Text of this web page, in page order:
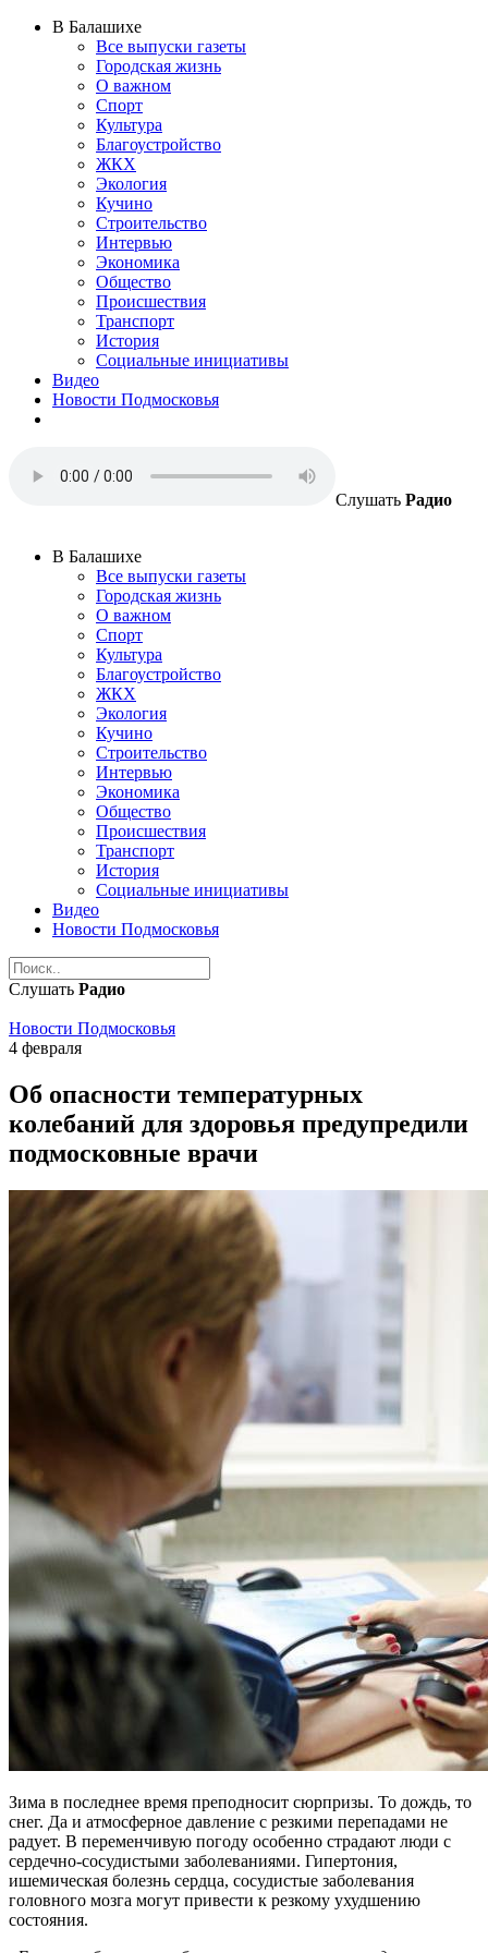
В Балашихе
Все выпуски газеты
Городская жизнь
О важном
Спорт
Культура
Благоустройство
ЖКХ
Экология
Кучино
Строительство
Интервью
Экономика
Общество
Происшествия
Транспорт
История
Социальные инициативы
Видео
Новости Подмосковья
Слушать Радио
В Балашихе
Все выпуски газеты
Городская жизнь
О важном
Спорт
Культура
Благоустройство
ЖКХ
Экология
Кучино
Строительство
Интервью
Экономика
Общество
Происшествия
Транспорт
История
Социальные инициативы
Видео
Новости Подмосковья
Слушать Радио
Новости Подмосковья
4 февраля
Об опасности температурных
колебаний для здоровья предупредили
подмосковные врачи
Зима в последнее время преподносит сюрпризы. То дождь, то
снег. Да и атмосферное давление с резкими перепадами не
радует. В переменчивую погоду особенно страдают люди с
сердечно-сосудистыми заболеваниями. Гипертония,
ишемическая болезнь сердца, сосудистые заболевания
головного мозга могут привести к резкому ухудшению
состояния.